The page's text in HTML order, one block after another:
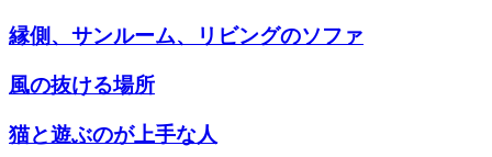
縁側、サンルーム、リビングのソファ
風の抜ける場所
猫と遊ぶのが上手な人